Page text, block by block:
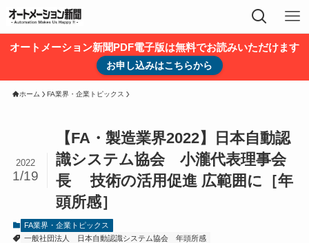
オートメーション新聞PDF電子版は無料でお読みいただけます
お申し込みはこちらから
ホーム FA業界・企業トピックス
【FA・製造業界2022】日本自動認
識システム協会 小瀧代表理事会
長 技術の活用促進 広範囲に［年
頭所感］
2022
1/19
FA業界・企業トピックス
一般社団法人 日本自動認識システム協会
年頭所感